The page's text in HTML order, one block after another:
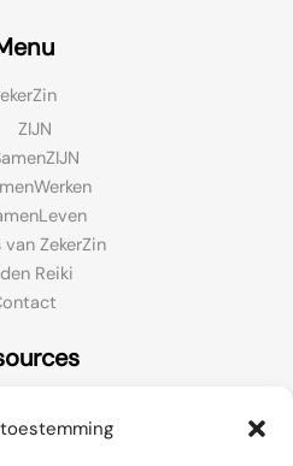
ZIJN
van ZekerZin
Reiki
FAQ